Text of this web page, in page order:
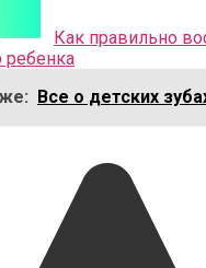
Как правильно
ребенка
Все о детских